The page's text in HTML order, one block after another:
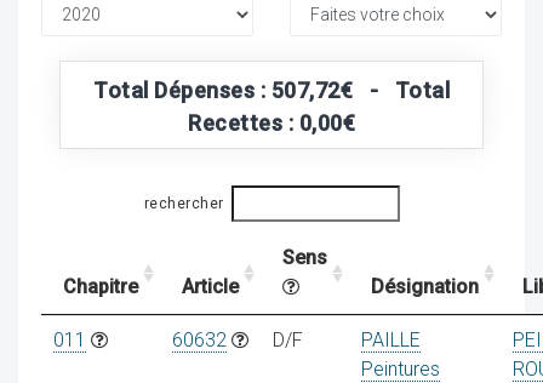
Total Dépenses : 507,72€ - Total
Recettes : 0,00€
rechercher
Chapitre Article
Sens
Désignation
011 60632 D/F
PAILLE
Peintures